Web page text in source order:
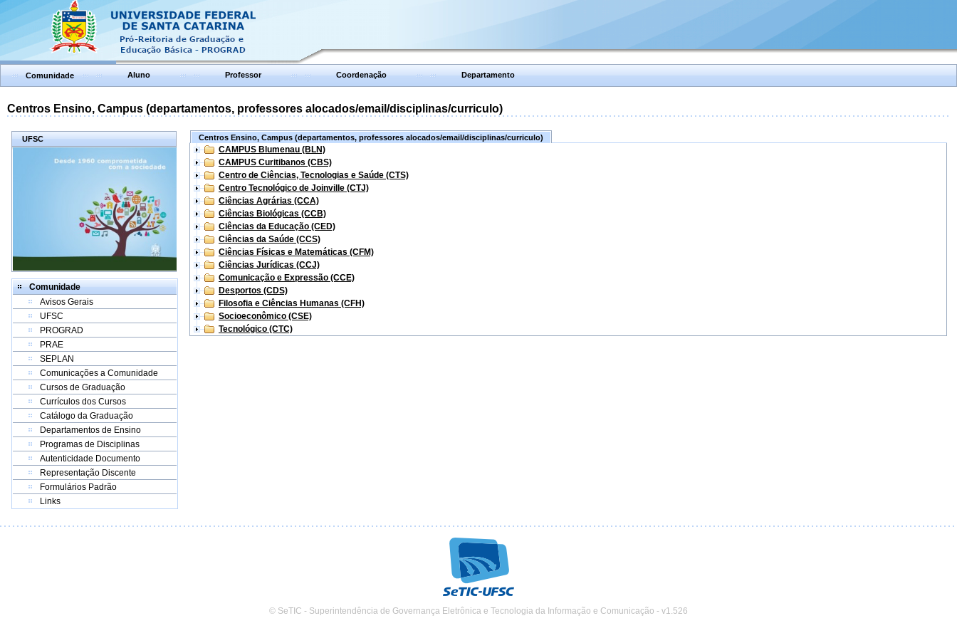
Comunidade Aluno Professor Coordenação Departamento
Centros Ensino, Campus (departamentos, professores alocados/email/disciplinas/curriculo)
UFSC
Comunidade
Avisos Gerais
UFSC
PROGRAD
PRAE
SEPLAN
Comunicações a Comunidade
Cursos de Graduação
Currículos dos Cursos
Catálogo da Graduação
Departamentos de Ensino
Programas de Disciplinas
Autenticidade Documento
Representação Discente
Formulários Padrão
Links
Centros Ensino, Campus (departamentos, professores alocados/email/disciplinas/curriculo)
CAMPUS Blumenau (BLN)
CAMPUS Curitibanos (CBS)
Centro de Ciências, Tecnologias e Saúde (CTS)
Centro Tecnológico de Joinville (CTJ)
Ciências Agrárias (CCA)
Ciências Biológicas (CCB)
Ciências da Educação (CED)
Ciências da Saúde (CCS)
Ciências Físicas e Matemáticas (CFM)
Ciências Jurídicas (CCJ)
Comunicação e Expressão (CCE)
Desportos (CDS)
Filosofia e Ciências Humanas (CFH)
Socioeconômico (CSE)
Tecnológico (CTC)
© SeTIC - Superintendência de Governança Eletrônica e Tecnologia da Informação e Comunicação - v1.526